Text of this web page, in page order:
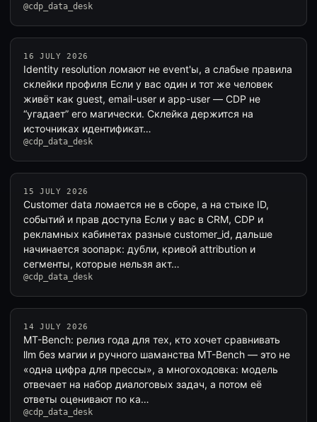
@cdp_data_desk
16 JULY 2026
Identity resolution ломают не event'ы, а слабые правила
склейки профиля Если у вас один и тот же человек
живёт как guest, email-user и app-user — CDP не
“угадает” его магически. Склейка держится на
источниках идентификат…
@cdp_data_desk
15 JULY 2026
Customer data ломается не в сборе, а на стыке ID,
событий и прав доступа Если у вас в CRM, CDP и
рекламных кабинетах разные customer_id, дальше
начинается зоопарк: дубли, кривой attribution и
сегменты, которые нельзя акт…
@cdp_data_desk
14 JULY 2026
MT-Bench: релиз года для тех, кто хочет сравнивать
llm без магии и ручного шаманства MT-Bench — это не
«одна цифра для прессы», а многоходовка: модель
отвечает на набор диалоговых задач, а потом её
ответы оценивают по ка…
@cdp_data_desk